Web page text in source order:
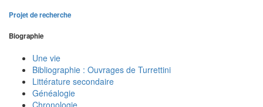
Projet de recherche
Biographie
Une vie
Bibliographie : Ouvrages de Turrettini
Littérature secondaire
Généalogie